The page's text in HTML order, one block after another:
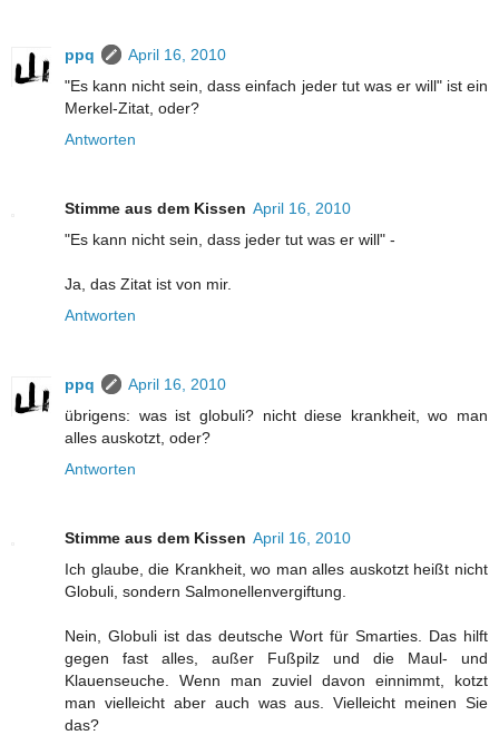
ppq
April 16, 2010
"Es kann nicht sein, dass einfach jeder tut was er will" ist ein
Merkel-Zitat, oder?
Antworten
Stimme aus dem Kissen April 16, 2010
"Es kann nicht sein, dass jeder tut was er will" -
Ja, das Zitat ist von mir.
Antworten
ppq
April 16, 2010
übrigens: was ist globuli? nicht diese krankheit, wo man
alles auskotzt, oder?
Antworten
Stimme aus dem Kissen April 16, 2010
Ich glaube, die Krankheit, wo man alles auskotzt heißt nicht
Globuli, sondern Salmonellenvergiftung.
Nein, Globuli ist das deutsche Wort für Smarties. Das hilft
gegen fast alles, außer Fußpilz und die Maul- und
Klauenseuche. Wenn man zuviel davon einnimmt, kotzt
man vielleicht aber auch was aus. Vielleicht meinen Sie
das?